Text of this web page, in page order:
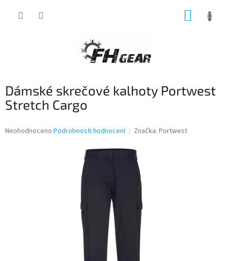
Dámské skrečové kalhoty Portwest
Stretch Cargo
Průměrné
Neohodnoceno Podrobnosti hodnocení Značka: Portwest